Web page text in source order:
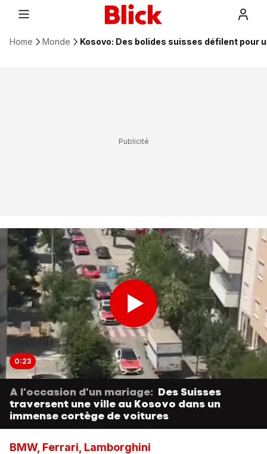
Home Monde Kosovo: Des bolides suisses défilent pour
0:23
A l'occasion d'un mariage: Des Suisses
traversent une ville au Kosovo dans un
immense cortège de voitures
BMW, Ferrari, Lamborghini